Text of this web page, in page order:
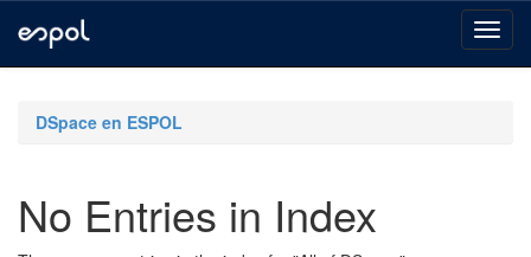
navigationDSpace en ESPOL
No Entries in Index